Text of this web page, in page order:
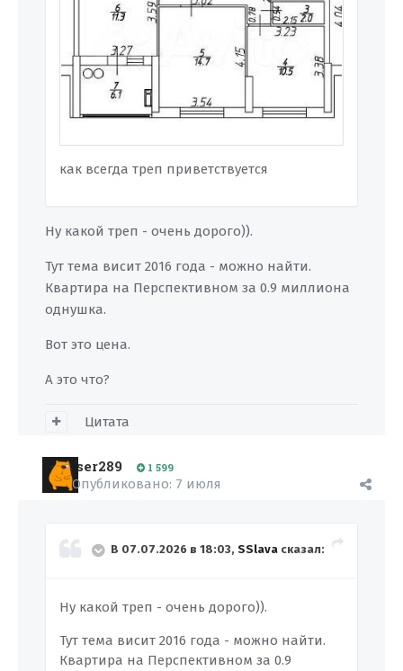
как всегда треп приветствуется
Ну какой треп - очень дорого)).
Тут тема висит 2016 года - можно найти.
Квартира на Перспективном за 0.9 миллиона
однушка.
Вот это цена.
А это что?
Цитата
ser289 1 599
Опубликовано: 7 июля
В 07.07.2026 в 18:03, SSlava сказал:
Ну какой треп - очень дорого)).
Тут тема висит 2016 года - можно найти.
Квартира на Перспективном за 0.9